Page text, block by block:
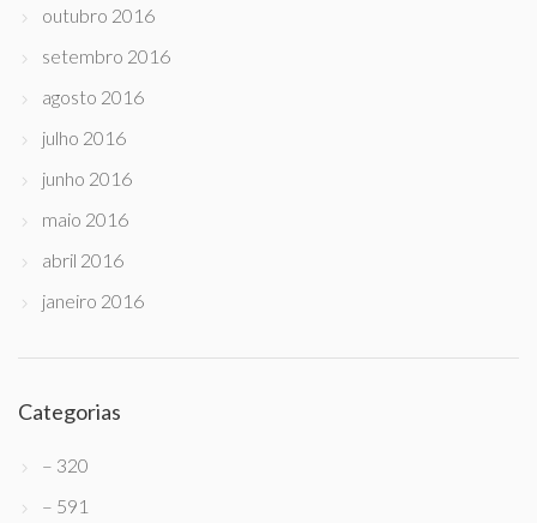
outubro 2016
setembro 2016
agosto 2016
julho 2016
junho 2016
maio 2016
abril 2016
janeiro 2016
Categorias
– 320
– 591